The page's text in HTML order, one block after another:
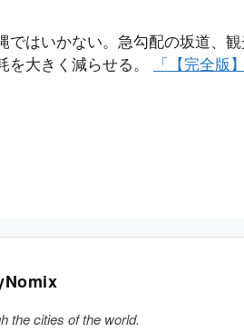
はいかない。急勾配の坂道、
大きく減らせる。
「【完全版
the cities of the world.